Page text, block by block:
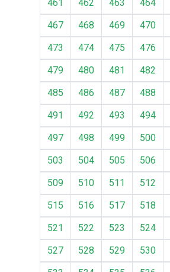
461 462 463 464
467
468 469 470
473
474 475 476
479
480 481 482
485
486 487 488
491
492 493 494
497
498 499 500
503
504 505 506
509
510 511 512
515
516 517 518
521
522 523 524
527
528 529 530